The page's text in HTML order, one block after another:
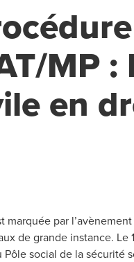
MP :
en
marquée par
de grande instance. Le
social de la sécurité